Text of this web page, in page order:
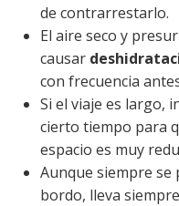
de contrarrestarlo.
El aire seco y
causar
con frecuencia
Si el viaje es largo,
cierto tiempo para
espacio es muy
Aunque siempre se
bordo, lleva